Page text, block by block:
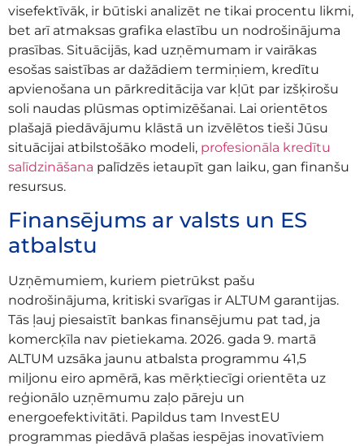
visefektīvāk, ir būtiski analizēt ne tikai procentu likmi,
bet arī atmaksas grafika elastību un nodrošinājuma
prasības. Situācijās, kad uzņēmumam ir vairākas
esošas saistības ar dažādiem termiņiem, kredītu
apvienošana un pārkreditācija var kļūt par izšķirošu
soli naudas plūsmas optimizēšanai. Lai orientētos
plašajā piedāvājumu klāstā un izvēlētos tieši Jūsu
situācijai atbilstošāko modeli, profesionāla kredītu
salīdzināšana palīdzēs ietaupīt gan laiku, gan finanšu
resursus.
Finansējums ar valsts un ES
atbalstu
Uzņēmumiem, kuriem pietrūkst pašu
nodrošinājuma, kritiski svarīgas ir ALTUM garantijas.
Tās ļauj piesaistīt bankas finansējumu pat tad, ja
komercķīla nav pietiekama. 2026. gada 9. martā
ALTUM uzsāka jaunu atbalsta programmu 41,5
miljonu eiro apmērā, kas mērķtiecīgi orientēta uz
reģionālo uzņēmumu zaļo pāreju un
energoefektivitāti. Papildus tam InvestEU
programmas piedāvā plašas iespējas inovatīviem